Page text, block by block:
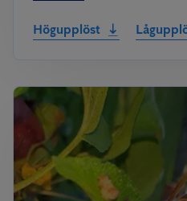
Högupplöst